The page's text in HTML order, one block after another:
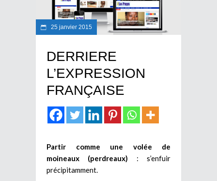
25 janvier 2015
DERRIERE
L’EXPRESSION
FRANÇAISE
Partir comme une volée de
moineaux (perdreaux) : s’enfuir
précipitamment.